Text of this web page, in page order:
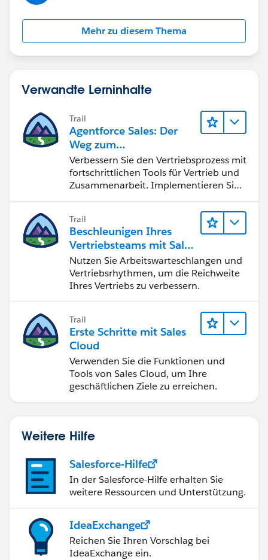
Mehr zu diesem Thema
Verwandte Lerninhalte
Trail
Agentforce Sales: Der
Weg zum
Vertriebsspezialisten
Verbessern Sie den Vertriebsprozess mit
fortschrittlichen Tools für Vertrieb und
Zusammenarbeit. Implementieren Sie
schließen Sie den Lead-zu-Cash-Zyklus
erfolgreich ab.
Trail
Beschleunigen Ihres
Vertriebsteams mit Sales
Engagement
Nutzen Sie Arbeitswarteschlangen und
Vertriebsrhythmen, um die Reichweite
Ihres Vertriebs zu verbessern.
Trail
Erste Schritte mit Sales
Cloud
Verwenden Sie die Funktionen und
Tools von Sales Cloud, um Ihre
geschäftlichen Ziele zu erreichen.
Weitere Hilfe
Salesforce-Hilfe
In der Salesforce-Hilfe erhalten Sie
weitere Ressourcen und Unterstützung.
IdeaExchange
Reichen Sie Ihren Vorschlag bei
IdeaExchange ein.